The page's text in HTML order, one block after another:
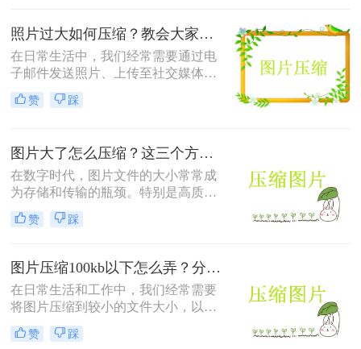
间延长，影响用户体验。本文将介绍
三种压缩图片大小的方法。
照片过大如何压缩？教会大家这4种压缩方法！
在日常生活中，我们经常需要通过电
子邮件发送照片、上传至社交媒体或
用于网页设计等。然而，原始照片文
件通常较大，这不仅会占用大量存储
何压缩变得尤为重要。以下是四种常
用的图片压缩方法，帮助您轻松解决
这一问题。
赞 踩
图片大了怎么压缩？这三个方法帮你轻松解决！
在数字时代，图片文件的大小常常成
为存储和传输的瓶颈。特别是高质量
的图片，其文件体积往往较大，不仅
占用大量存储空间，还会影响上传速
么压缩呢？以下是四种常用的图片压
缩方法，帮助您轻松解决这一问题。
赞 踩
图片压缩100kb以下怎么弄？分享4个高效压缩方法！
在日常生活和工作中，我们经常需要
将图片压缩到较小的文件大小，以便
于上传、发送或存储。将图片压缩到
100KB以下是一个常见的需求。那么
赞 踩